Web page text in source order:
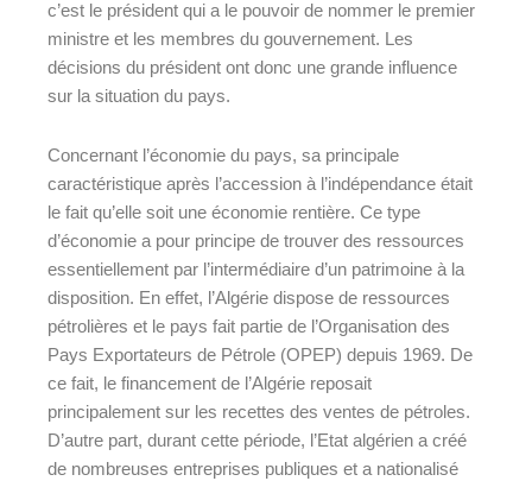
c’est le président qui a le pouvoir de nommer le premier
ministre et les membres du gouvernement. Les
décisions du président ont donc une grande influence
sur la situation du pays.
Concernant l’économie du pays, sa principale
caractéristique après l’accession à l’indépendance était
le fait qu’elle soit une économie rentière. Ce type
d’économie a pour principe de trouver des ressources
essentiellement par l’intermédiaire d’un patrimoine à la
disposition. En effet, l’Algérie dispose de ressources
pétrolières et le pays fait partie de l’Organisation des
Pays Exportateurs de Pétrole (OPEP) depuis 1969. De
ce fait, le financement de l’Algérie reposait
principalement sur les recettes des ventes de pétroles.
D’autre part, durant cette période, l’Etat algérien a créé
de nombreuses entreprises publiques et a nationalisé